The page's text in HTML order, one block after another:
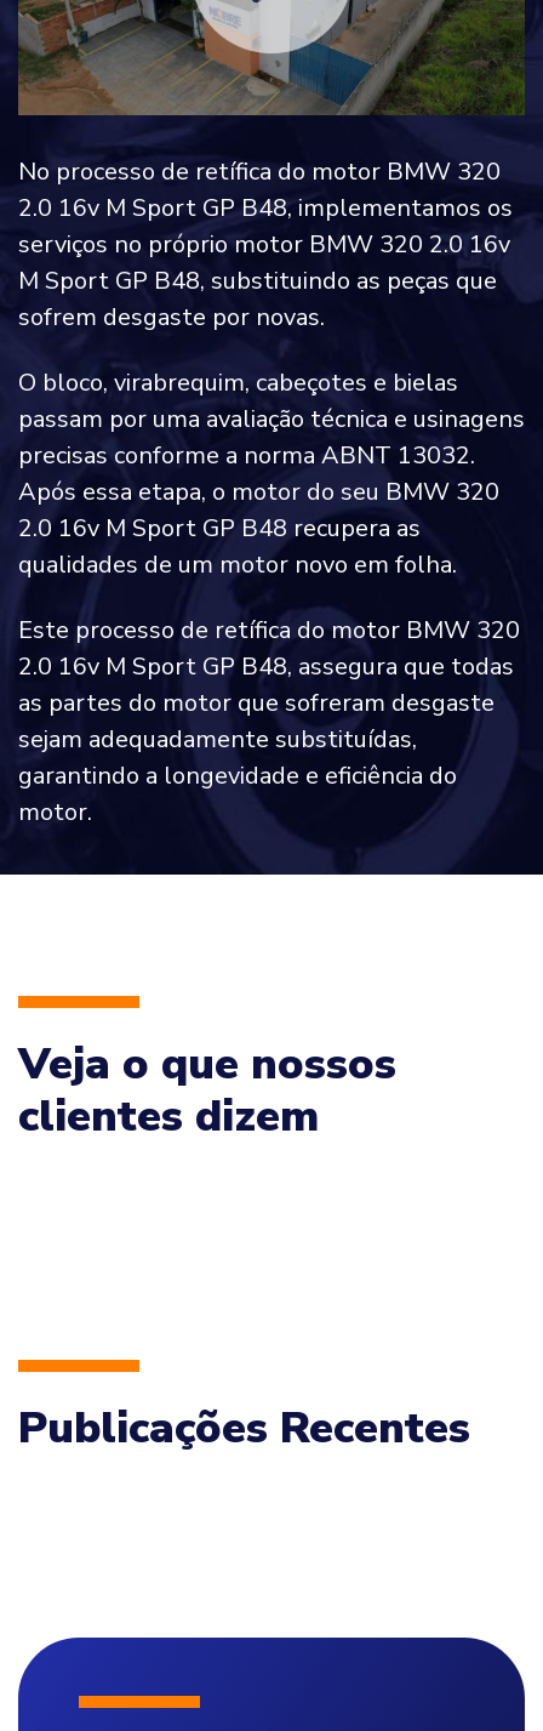
No processo de retífica do motor BMW 320
2.0 16v M Sport GP B48, implementamos os
serviços no próprio motor BMW 320 2.0 16v
M Sport GP B48, substituindo as peças que
sofrem desgaste por novas.
O bloco, virabrequim, cabeçotes e bielas
passam por uma avaliação técnica e usinagens
precisas conforme a norma ABNT 13032.
Após essa etapa, o motor do seu BMW 320
2.0 16v M Sport GP B48 recupera as
qualidades de um motor novo em folha.
Este processo de retífica do motor BMW 320
2.0 16v M Sport GP B48, assegura que todas
as partes do motor que sofreram desgaste
sejam adequadamente substituídas,
garantindo a longevidade e eficiência do
motor.
Veja o que nossos
clientes dizem
Publicações Recentes